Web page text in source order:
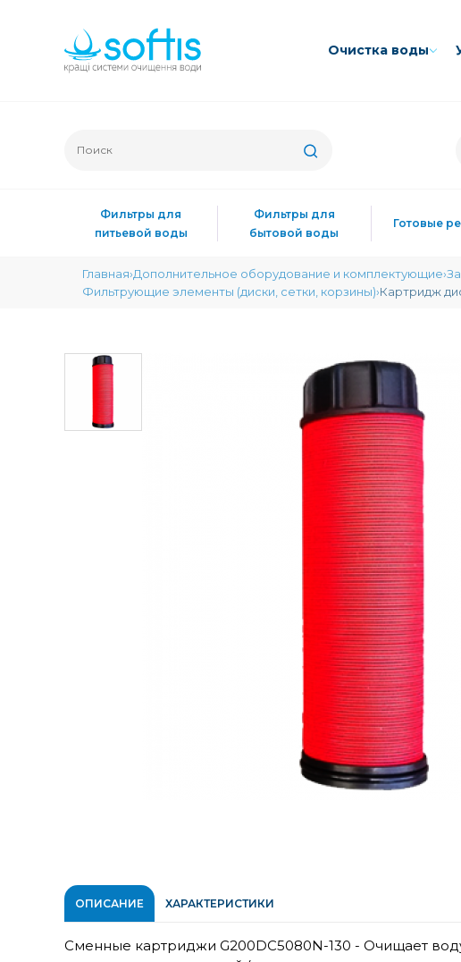
Очиcтка воды
Фильтры для
питьевой воды
Фильтры для
бытовой воды
Готовые
Главная Дополнительное оборудование и комплектующие
Фильтрующие элементы (диски, сетки, корзины) Картридж
ОПИСАНИЕ ХАРАКТЕРИСТИКИ
Сменные картриджи G200DC5080N-130 - Очищает